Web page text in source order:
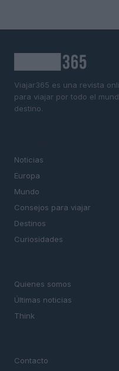
Viajar365 es una revista
para viajar por todo el
destino.
Noticias
Europa
Mundo
Consejos para viajar
Destinos
Curiosidades
Quienes somos
Últimas noticias
Think
Contacto